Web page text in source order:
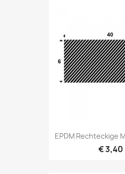
EPDM Rechteckige
€ 3,40